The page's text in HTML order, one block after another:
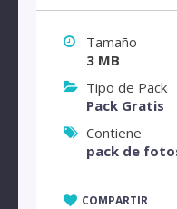
Tamaño
3 MB
Tipo de Pack
Pack Gratis
Contiene
pack de
COMPARTIR